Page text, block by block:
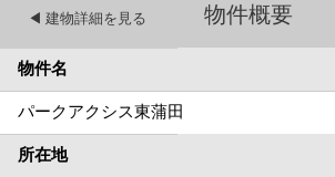
物件概要
◀︎ 建物詳細を見る
物件名
パークアクシス東蒲田
所在地